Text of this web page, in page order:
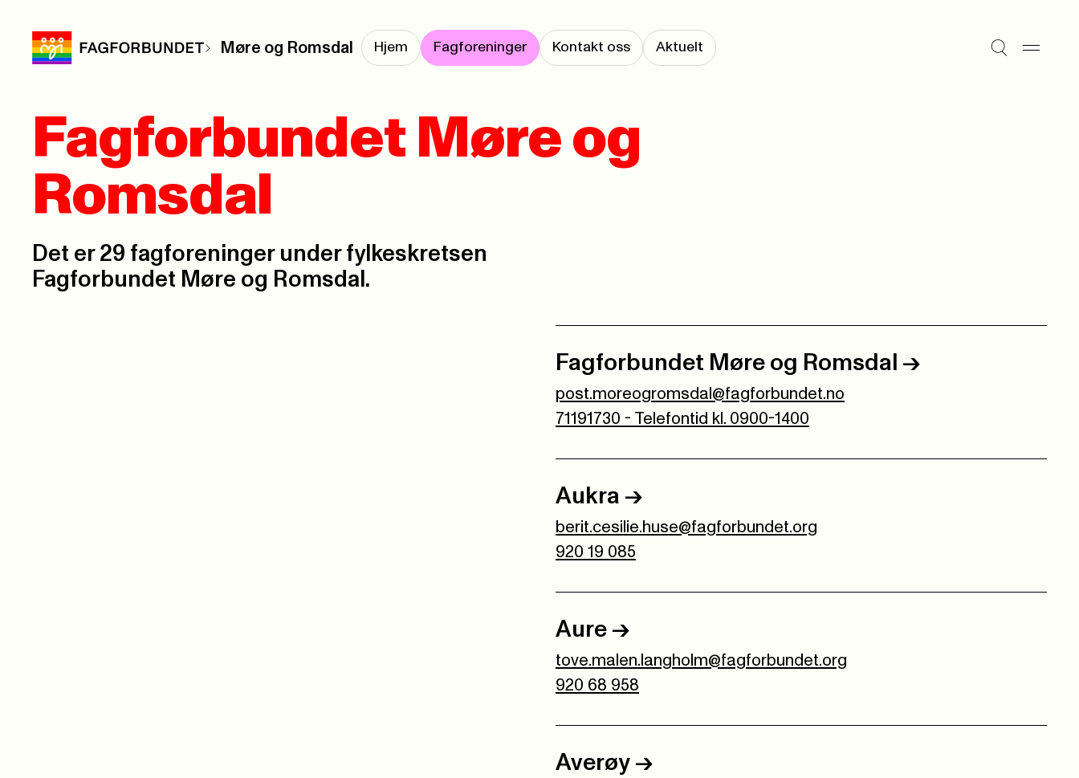
Møre og Romsdal Hjem Fagforeninger Kontakt oss Aktuelt
Fagforbundet Møre og
Romsdal
Det er 29 fagforeninger under fylkeskretsen
Fagforbundet Møre og Romsdal.
Fagforbundet Møre og Romsdal ->
post.moreogromsdal@fagforbundet.no
71191730 - Telefontid kl. 0900-1400
Aukra ->
berit.cesilie.huse@fagforbundet.org
920 19 085
Aure ->
tove.malen.langholm@fagforbundet.org
920 68 958
Averøy ->